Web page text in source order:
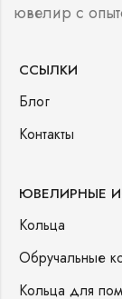
ювелир с
ССЫЛКИ
Блог
Контакты
ЮВЕЛИРНЫЕ
Кольца
Обручальные
Кольца для